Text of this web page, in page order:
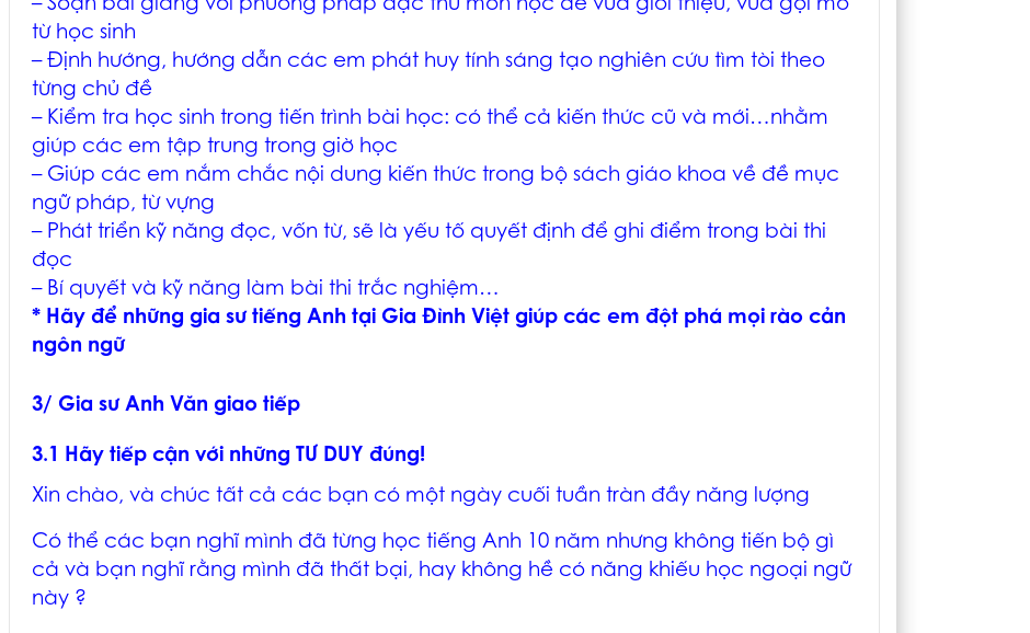
– Soạn bài giảng với phương pháp đặc thù môn học để vừa giới thiệu, vừa gợi mở
từ học sinh
– Định hướng, hướng dẫn các em phát huy tính sáng tạo nghiên cứu tìm tòi theo
từng chủ đề
– Kiểm tra học sinh trong tiến trình bài học: có thể cả kiến thức cũ và mới…nhằm
giúp các em tập trung trong giờ học
– Giúp các em nắm chắc nội dung kiến thức trong bộ sách giáo khoa về đề mục
ngữ pháp, từ vựng
– Phát triển kỹ năng đọc, vốn từ, sẽ là yếu tố quyết định để ghi điểm trong bài thi
đọc
– Bí quyết và kỹ năng làm bài thi trắc nghiệm…
* Hãy để những gia sư tiếng Anh tại Gia Đình Việt giúp các em đột phá mọi rào cản
ngôn ngữ
3/ Gia sư Anh Văn giao tiếp
3.1 Hãy tiếp cận với những TƯ DUY đúng!
Xin chào, và chúc tất cả các bạn có một ngày cuối tuần tràn đầy năng lượng
Có thể các bạn nghĩ mình đã từng học tiếng Anh 10 năm nhưng không tiến bộ gì
cả và bạn nghĩ rằng mình đã thất bại, hay không hề có năng khiếu học ngoại ngữ
này ?